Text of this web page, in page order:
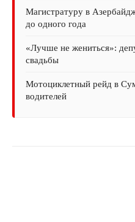
Магистратуру в
до одного года
«Лучше не жениться»:
свадьбы
Мотоциклетный рейд в
водителей